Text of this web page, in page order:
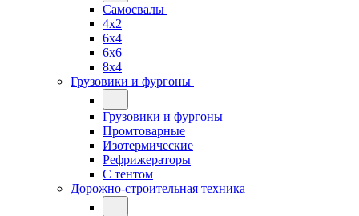
Самосвалы
4x2
6x4
6x6
8x4
Грузовики и фургоны
Грузовики и фургоны
Промтоварные
Изотермические
Рефрижераторы
С тентом
Дорожно-строительная техника